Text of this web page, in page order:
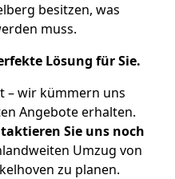
besitzen, was
muss.
Lösung für Sie.
– wir kümmern uns
Angebote erhalten.
Sie uns noch
Umzug von
zu planen.